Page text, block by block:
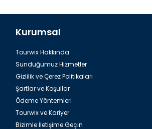
Dalaman, Fethiye Dalyan Iztuzu
Kurumsal
Tourwix Hakkında
Sunduğumuz Hizmetler
Gizlilik ve Çerez Politikaları
Şartlar ve Koşullar
Ödeme Yöntemleri
Tourwix ve Kariyer
Bizimle İletişime Geçin